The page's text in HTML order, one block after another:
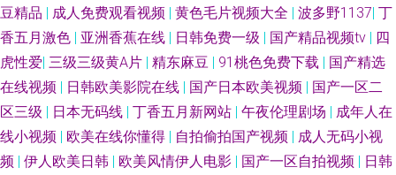
料吃瓜一区二区 国产福利一区二区三区 久久精品干 黄色直播91 日韩视频第
6页 夜晚剧场福利姬 在线看A片网址 99热青草 91在线免费观看蜜臀 1024成
人网站 男女男啪啪啪 91国产黑丝在线 欧美久草网 九九香焦影院 人人爱人人
干人人操 亚瑟s色网 五月天性交网 91海外视频免费观看 亚洲av褔利专区 在
豆精品 | 成人免费观看视频 | 黄色毛片视频大全 | 波多野1137| 丁
香五月激色 | 亚洲香蕉在线 | 日韩免费一级 | 国产精品视频tv | 四
虎性爱| 三级三级黄A片 | 精东麻豆 | 91桃色免费下载 | 国产精选
在线视频 | 日韩欧美影院在线 | 国产日本欧美视频 | 国产一区二
区三级 | 日本无码线 | 丁香五月新网站 | 午夜伦理剧场 | 成年人在
线小视频 | 欧美在线你懂得 | 自拍偷拍国产视频 | 成人无码小视
频 | 伊人欧美日韩 | 欧美风情伊人电影 | 国产一区自拍视频 | 日韩